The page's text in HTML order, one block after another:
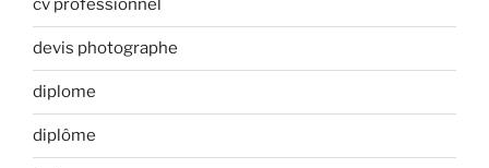
cv professionnel
devis photographe
diplome
diplôme